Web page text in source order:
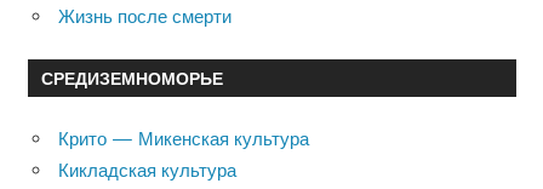
Жизнь после смерти
СРЕДИЗЕМНОМОРЬЕ
Крито — Микенская культура
Кикладская культура